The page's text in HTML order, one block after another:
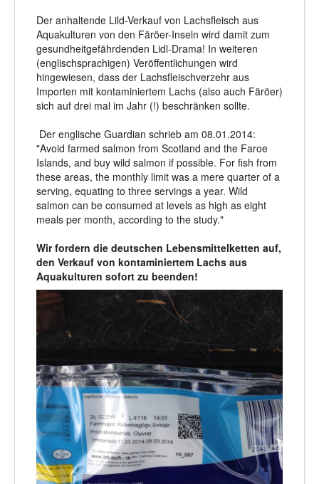
Der anhaltende Lild-Verkauf von Lachsfleisch aus
Aquakulturen von den Färöer-Inseln wird damit zum
gesundheitgefährdenden Lidl-Drama! In weiteren
(englischsprachigen) Veröffentlichungen wird
hingewiesen, dass der Lachsfleischverzehr aus
Importen mit kontaminiertem Lachs (also auch Färöer)
sich auf drei mal im Jahr (!) beschränken sollte.
Der englische Guardian schrieb am 08.01.2014:
"Avoid farmed salmon from Scotland and the Faroe
Islands, and buy wild salmon if possible. For fish from
these areas, the monthly limit was a mere quarter of a
serving, equating to three servings a year. Wild
salmon can be consumed at levels as high as eight
meals per month, according to the study."
Wir fordern die deutschen Lebensmittelketten auf,
den Verkauf von kontaminiertem Lachs aus
Aquakulturen sofort zu beenden!